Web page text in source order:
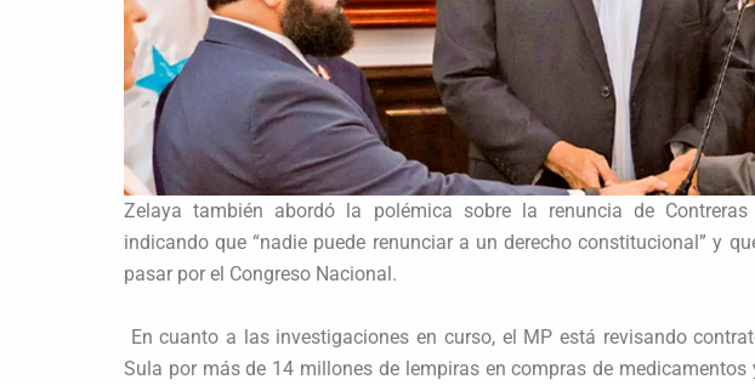
Zelaya también abordó la polémica sobre la renuncia de
indicando que “nadie puede renunciar a un derecho constitucional” y
pasar por el Congreso Nacional.
En cuanto a las investigaciones en curso, el MP está revisando
Sula por más de 14 millones de lempiras en compras de medicamentos